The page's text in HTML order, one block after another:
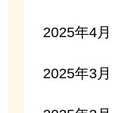
2025年4月
2025年3月